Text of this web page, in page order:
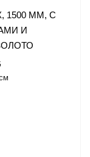
1500 ММ, С
И